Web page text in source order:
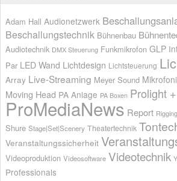
Adam Hall Audionetzwerk
Beschallungstechnik Bühnenbau
Audiotechnik DMX Steuerung Funkmikrofon GLP
Par LED Wand Lichtdesign Lichtsteuerung
Array Live-Streaming Meyer Sound
Moving Head PA Anlage PA Boxen Prolight
ProMediaNews Report Rigging
Shure Stage|Set|Scenery Theatertechnik
Veranstaltungssicherheit
Videoproduktion Videosoftware Videotechnik
Professionals